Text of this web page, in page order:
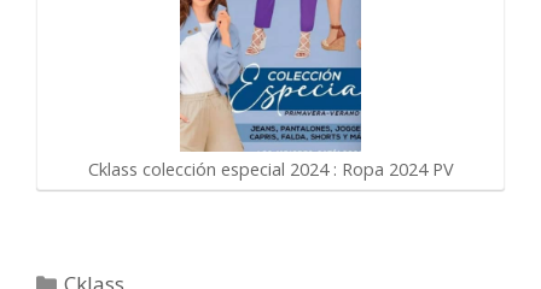
Cklass colección especial 2024 : Ropa 2024 PV
Categorías